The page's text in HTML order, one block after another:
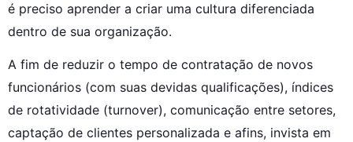
é preciso aprender a criar uma cultura diferenciada
dentro de sua organização.
A fim de reduzir o tempo de contratação de novos
funcionários (com suas devidas qualificações), índices
de rotatividade (turnover), comunicação entre setores,
captação de clientes personalizada e afins, invista em